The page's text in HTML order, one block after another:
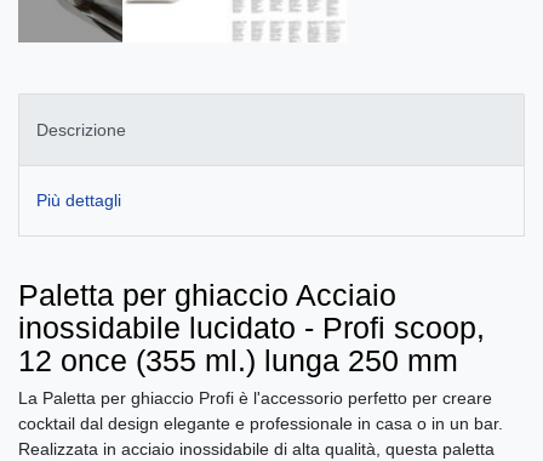
Descrizione
Più dettagli
Paletta per ghiaccio Acciaio
inossidabile lucidato - Profi scoop,
12 once (355 ml.) lunga 250 mm
La Paletta per ghiaccio Profi è l'accessorio perfetto per creare
cocktail dal design elegante e professionale in casa o in un bar.
Realizzata in acciaio inossidabile di alta qualità, questa paletta